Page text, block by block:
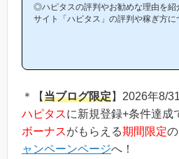
◎ハピタスの評判やお勧めな理由を紹
サイト「ハピタス」の評判や稼ぎ方に
ジからハピタスへの新規登録はほん
の記事を参考に進め...
＊【当ブログ限定】2026年8/
ハピタスに新規登録+条件達成
ボーナスがもらえる期間限定
ャンペーンページへ！